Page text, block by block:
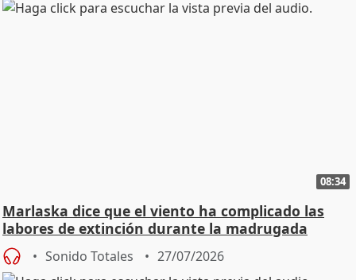
08:34
Marlaska dice que el viento ha complicado las
labores de extinción durante la madrugada
Sonido Totales 27/07/2026